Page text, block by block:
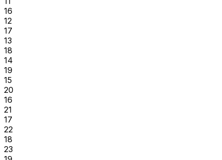
16
12
17
13
18
14
19
15
20
16
21
17
22
18
23